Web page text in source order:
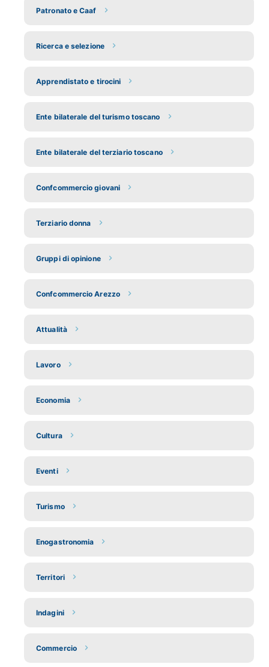
Patronato e Caaf
Ricerca e selezione
Apprendistato e tirocini
Ente bilaterale del turismo toscano
Ente bilaterale del terziario toscano
Confcommercio giovani
Terziario donna
Gruppi di opinione
Confcommercio Arezzo
Attualità
Lavoro
Economia
Cultura
Eventi
Turismo
Enogastronomia
Territori
Indagini
Commercio